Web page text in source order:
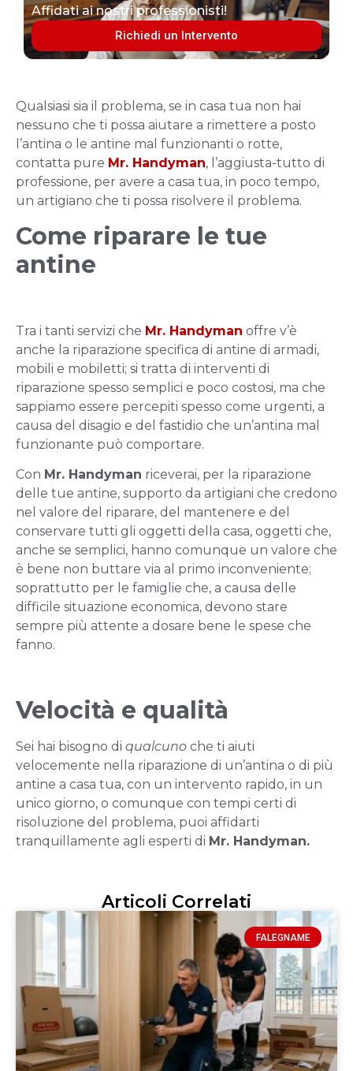
Affidati ai nostri professionisti!
Richiedi un Intervento
Qualsiasi sia il problema, se in casa tua non hai
nessuno che ti possa aiutare a rimettere a posto
l’antina o le antine mal funzionanti o rotte,
contatta pure Mr. Handyman, l’aggiusta-tutto di
professione, per avere a casa tua, in poco tempo,
un artigiano che ti possa risolvere il problema.
Come riparare le tue
antine
Tra i tanti servizi che Mr. Handyman offre v’è
anche la riparazione specifica di antine di armadi,
mobili e mobiletti; si tratta di interventi di
riparazione spesso semplici e poco costosi, ma che
sappiamo essere percepiti spesso come urgenti, a
causa del disagio e del fastidio che un’antina mal
funzionante può comportare.
Con Mr. Handyman riceverai, per la riparazione
delle tue antine, supporto da artigiani che credono
nel valore del riparare, del mantenere e del
conservare tutti gli oggetti della casa, oggetti che,
anche se semplici, hanno comunque un valore che
è bene non buttare via al primo inconveniente;
soprattutto per le famiglie che, a causa delle
difficile situazione economica, devono stare
sempre più attente a dosare bene le spese che
fanno.
Velocità e qualità
Sei hai bisogno di qualcuno che ti aiuti
velocemente nella riparazione di un’antina o di più
antine a casa tua, con un intervento rapido, in un
unico giorno, o comunque con tempi certi di
risoluzione del problema, puoi affidarti
tranquillamente agli esperti di Mr. Handyman.
Articoli Correlati
FALEGNAME